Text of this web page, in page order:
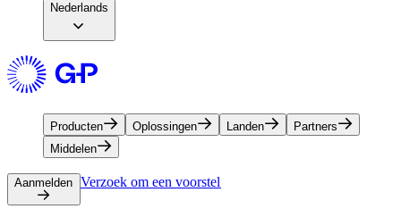
Nederlands
Producten​​ Oplossingen​​ Landen​​
Partners​​
Middelen​​
Aanmelden​​ Verzoek om een voorstel​​